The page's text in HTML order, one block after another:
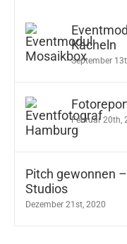
Kacheln
September
Februar 20th,
Pitch gewonnen
Studios
Dezember 21st, 2020